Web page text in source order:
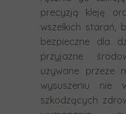
precyzją kleję
wszelkich starań,
bezpieczne dla
przyjazne
używane przeze
wysuszeniu nie
szkodzących